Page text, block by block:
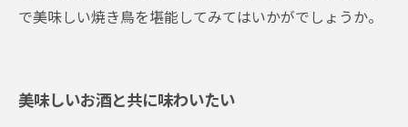
で美味しい焼き鳥を堪能してみてはいかがでしょうか。
美味しいお酒と共に味わいたい